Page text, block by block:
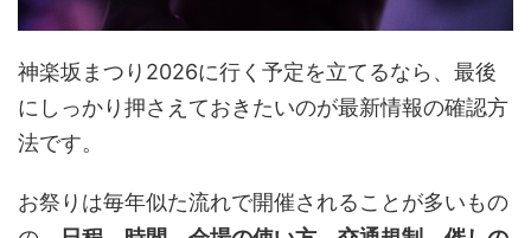
神楽坂まつり2026に行く予定を立てるなら、最後
にしっかり押さえておきたいのが最新情報の確認方
法です。
お祭りは毎年似た流れで開催されることが多いもの